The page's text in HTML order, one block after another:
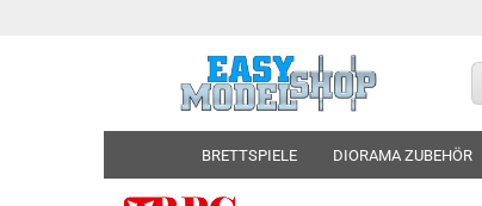
BRETTSPIELE DIORAMA ZUBEHÖR